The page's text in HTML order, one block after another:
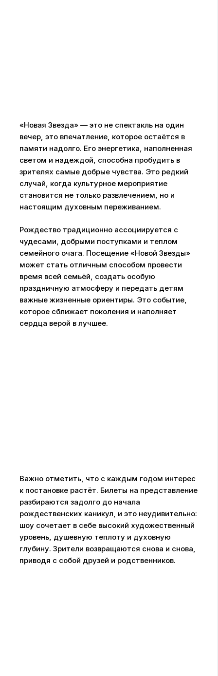
«Новая Звезда» — это не спектакль на один
вечер, это впечатление, которое остаётся в
памяти надолго. Его энергетика, наполненная
светом и надеждой, способна пробудить в
зрителях самые добрые чувства. Это редкий
случай, когда культурное мероприятие
становится не только развлечением, но и
настоящим духовным переживанием.
Рождество традиционно ассоциируется с
чудесами, добрыми поступками и теплом
семейного очага. Посещение «Новой Звезды»
может стать отличным способом провести
время всей семьёй, создать особую
праздничную атмосферу и передать детям
важные жизненные ориентиры. Это событие,
которое сближает поколения и наполняет
сердца верой в лучшее.
Важно отметить, что с каждым годом интерес
к постановке растёт. Билеты на представление
разбираются задолго до начала
рождественских каникул, и это неудивительно:
шоу сочетает в себе высокий художественный
уровень, душевную теплоту и духовную
глубину. Зрители возвращаются снова и снова,
приводя с собой друзей и родственников.